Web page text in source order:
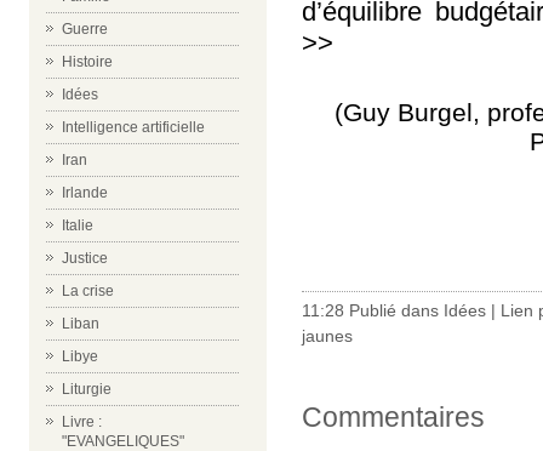
Guerre
Histoire
Idées
Intelligence artificielle
Iran
Irlande
Italie
Justice
La crise
Liban
Libye
Liturgie
Livre :
"EVANGELIQUES"
d’équilibre
>>
(Guy Burgel,
11:28 Publié dans Idées | Lien
jaunes
Commentaires